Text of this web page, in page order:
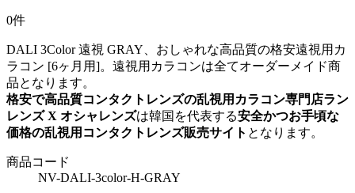
0件
DALI 3Color 遠視 GRAY、おしゃれな高品質の格安遠視用カ
ラコン [6ヶ月用]。遠視用カラコンは全てオーダーメイド商
品となります。
格安で高品質コンタクトレンズの乱視用カラコン専門店ラン
レンズ X オシャレンズは韓国を代表する安全かつお手頃な
価格の乱視用コンタクトレンズ販売サイト となります。
商品コード
NV-DALI-3color-H-GRAY